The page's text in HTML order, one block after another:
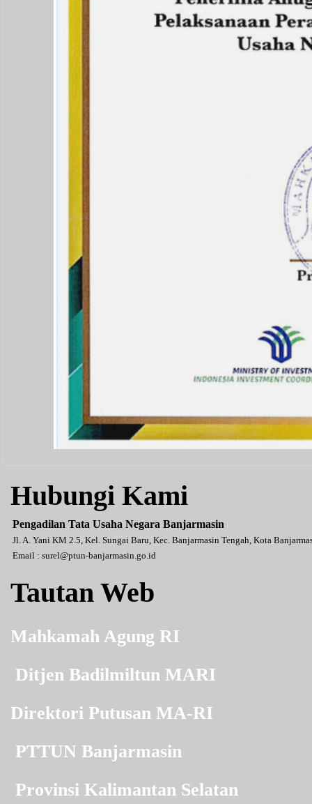
Hubungi Kami
Pengadilan Tata Usaha Negara Banjarmasin
Jl. A. Yani KM 2.5, Kel. Sungai Baru, Kec. Banjarmasin Tengah, Kota
Email : surel@ptun-banjarmasin.go.id
Tautan Web
Mahkamah Agung RI
Ditjen Badilmiltun MARI
Direktori Putusan MA-RI
PTTUN Banjarmasin
Provinsi Kalimantan Selatan